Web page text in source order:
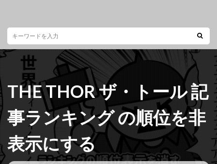
THE THOR ザ・トール 記
事ランキング の順位を非
表示にする